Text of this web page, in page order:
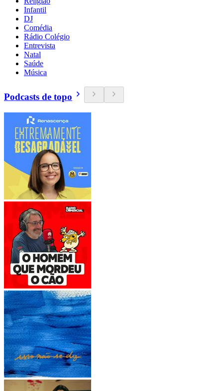
Infantil
DJ
Comédia
Rádio Colégio
Entrevista
Natal
Saúde
Música
Podcasts de topo